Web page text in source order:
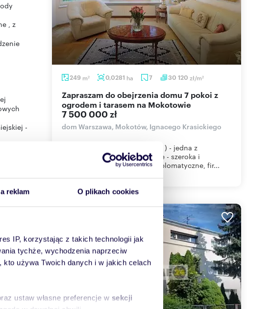
reklam O plikach cookies
IP, korzystając z takich technologii jak
tychże, wychodzenia naprzeciw
używa Twoich danych i w jakich celach
ustaw własne preferencje w sekcji
, z
-
249 m2 0,0281 ha 7 30 120 zł/m2
Zapraszam do obejrzenia domu 7 pokoi z
ogrodem i tarasem na Mokotowie
7 500 000 zł
dom Warszawa, Mokotów, Ignacego Krasickiego
Ulica Krasickiego ( MOKOTÓW ) - jedna z
piękniejszych ulic w Warszawie - szeroka i
zielona.Przedstawicielstwa dyplomatyczne, fir...